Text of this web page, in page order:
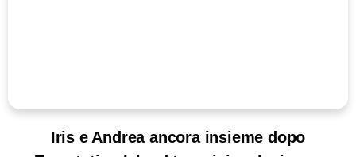
Iris e Andrea ancora insieme dopo